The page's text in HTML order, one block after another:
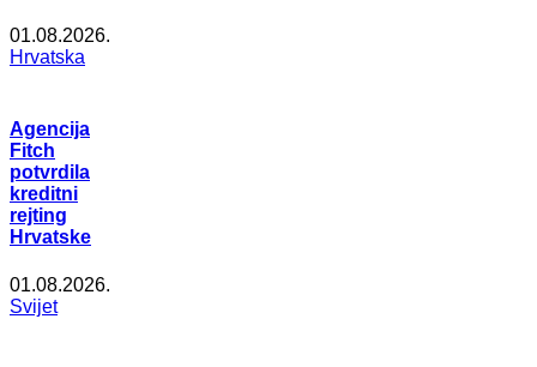
01.08.2026.
Hrvatska
Agencija
Fitch
potvrdila
kreditni
rejting
Hrvatske
01.08.2026.
Svijet